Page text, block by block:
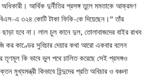
অধিকারী। আর্থিক দুর্নীতির প্রসঙ্গ তুলে মমতাকে আক্রমণ
এ ৩২৪ কোটি টাকা ফিকি-কে দিয়েছেন।” তাঁর
হবে না। লাল চুল কানে দুল, তোলাবাজদের বাইর রাখব
কর কাণ্ডের সুবিচার দেয়ার কথা আরো একবার বলেন
তৃণমূল কি ভাবে ভুল পথে চালিত করেছে সেই প্রসঙ্গও
মুখ্যমন্ত্রী কিভাবে হিন্দুদের প্রতি অবিচার ও বঞ্চনা